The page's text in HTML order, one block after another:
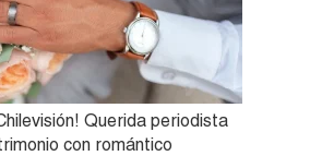
Querida periodista
con romántico